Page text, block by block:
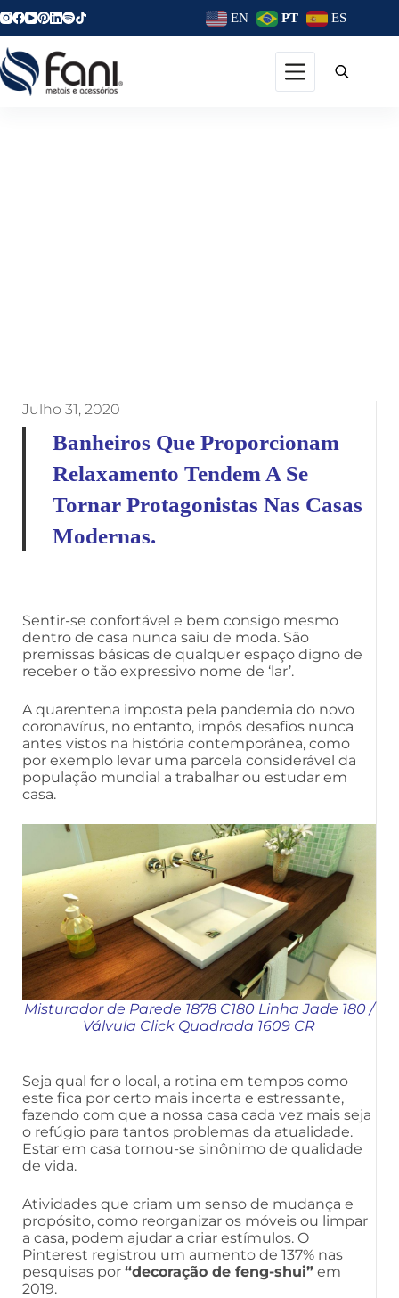
EN PT ES
Julho 31, 2020
Banheiros Que Proporcionam
Relaxamento Tendem A Se
Tornar Protagonistas Nas Casas
Modernas.
Sentir-se confortável e bem consigo mesmo
dentro de casa nunca saiu de moda. São
premissas básicas de qualquer espaço digno de
receber o tão expressivo nome de ‘lar’.
A quarentena imposta pela pandemia do novo
coronavírus, no entanto, impôs desafios nunca
antes vistos na história contemporânea, como
por exemplo levar uma parcela considerável da
população mundial a trabalhar ou estudar em
casa.
Misturador de Parede 1878 C180 Linha Jade 180/
Válvula Click Quadrada 1609 CR
Seja qual for o local, a rotina em tempos como
este fica por certo mais incerta e estressante,
fazendo com que a nossa casa cada vez mais seja
o refúgio para tantos problemas da atualidade.
Estar em casa tornou-se sinônimo de qualidade
de vida.
Atividades que criam um senso de mudança e
propósito, como reorganizar os móveis ou limpar
a casa, podem ajudar a criar estímulos. O
Pinterest registrou um aumento de 137% nas
pesquisas por “decoração de feng-shui” em
2019.